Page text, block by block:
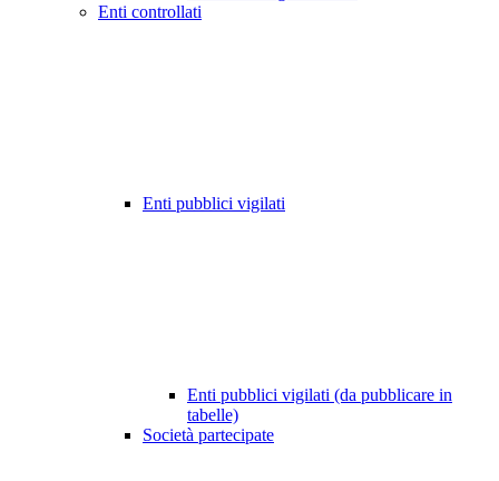
Enti controllati
Enti pubblici vigilati
Enti pubblici vigilati (da pubblicare in
tabelle)
Società partecipate